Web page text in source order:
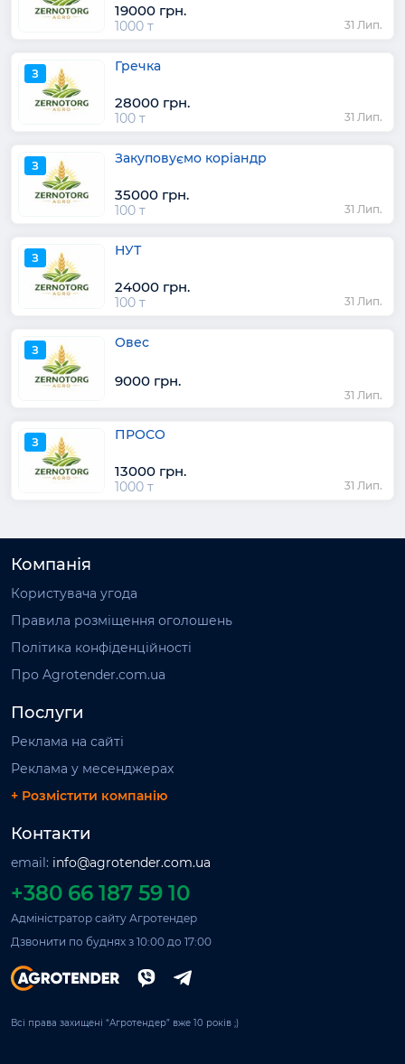
19000 грн.
1000 т 31 Лип.
З Гречка
28000 грн.
100 т 31 Лип.
З Закуповуємо коріандр
35000 грн.
100 т 31 Лип.
З НУТ
24000 грн.
100 т 31 Лип.
З Овес
9000 грн.
31 Лип.
З ПРОСО
13000 грн.
1000 т 31 Лип.
Компанія
Користувача угода
Правила розміщення оголошень
Політика конфіденційності
Про Agrotender.com.ua
Послуги
Реклама на сайті
Реклама у месенджерах
+ Розмістити компанію
Контакти
email: info@agrotender.com.ua
+380 66 187 59 10
Адміністратор сайту Агротендер
Дзвонити по буднях з 10:00 до 17:00
Всі права захищені “Агротендер” вже 10 років ;)